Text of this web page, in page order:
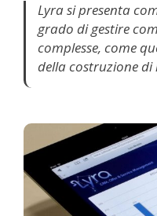
Lyra si presenta
grado di gestire
complesse, come
della costruzione